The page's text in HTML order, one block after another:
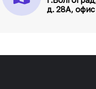
д. 28А,